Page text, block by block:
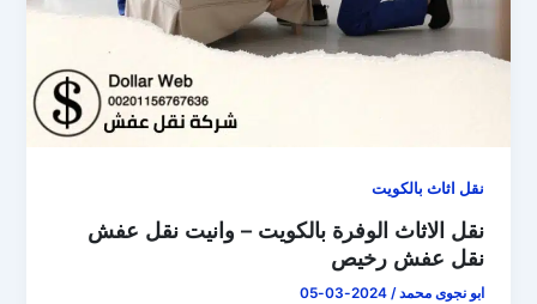
نقل اثاث بالكويت
نقل الاثاث الوفرة بالكويت – وانيت نقل عفش
نقل عفش رخيص
ابو نجوى محمد/
2024-03-05